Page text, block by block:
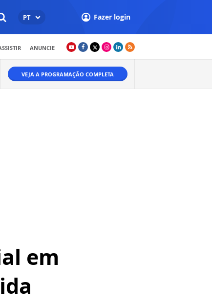
PT Fazer login
ANUNCIE
VEJA A PROGRAMAÇÃO COMPLETA
em